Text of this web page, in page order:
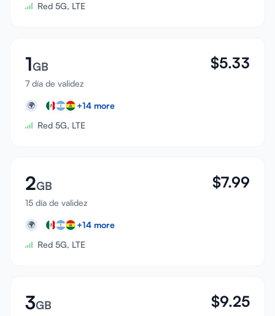
Red 5G, LTE
1GB
7 día de validez
$5.33
🌍 +14 more
Red 5G, LTE
2GB
15 día de validez
$7.99
🌍 +14 more
Red 5G, LTE
3GB $9.25